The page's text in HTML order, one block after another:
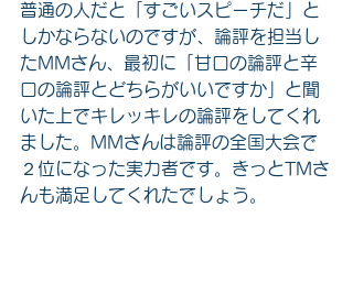
普通の人だと「すごいスピーチだ」と
しかならないのですが、論評を担当し
たMMさん、最初に「甘口の論評と辛
口の論評とどちらがいいですか」と聞
いた上でキレッキレの論評をしてくれ
ました。MMさんは論評の全国大会で
２位になった実力者です。きっとTMさ
んも満足してくれたでしょう。